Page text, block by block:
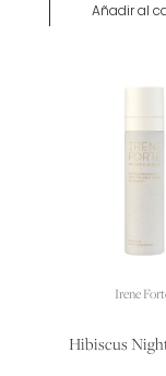
Añadir al
Irene
Hibiscus